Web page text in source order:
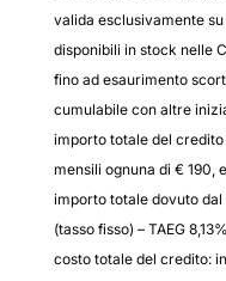
valida esclusivamente
disponibili in stock nelle
fino ad esaurimento
cumulabile con altre
importo totale del
mensili ognuna di € 190,
importo totale dovuto dal
(tasso fisso) – TAEG
costo totale del credito: